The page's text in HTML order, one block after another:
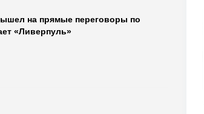
на прямые переговоры по
«Ливерпуль»